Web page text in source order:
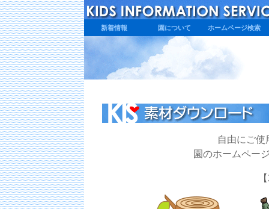
新着情報 園について ホームページ検索
自由にご使
園のホームペー